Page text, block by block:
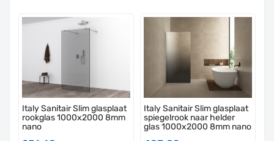
Italy Sanitair Slim glasplaat
rookglas 1000x2000 8mm
nano
Italy Sanitair Slim glasplaat
spiegelrook naar helder
glas 1000x2000 8mm nano